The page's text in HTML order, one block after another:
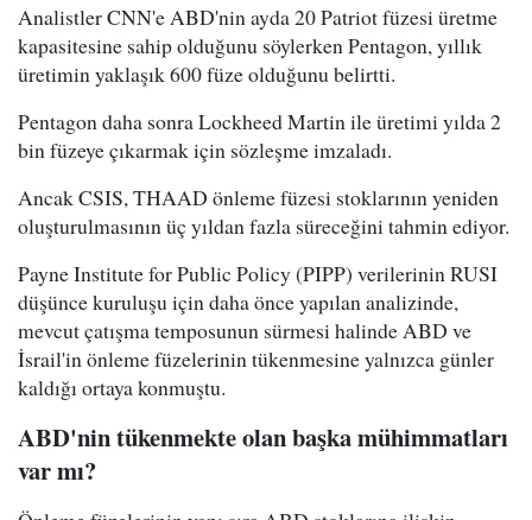
Analistler CNN'e ABD'nin ayda 20 Patriot füzesi üretme
kapasitesine sahip olduğunu söylerken Pentagon, yıllık
üretimin yaklaşık 600 füze olduğunu belirtti.
Pentagon daha sonra Lockheed Martin ile üretimi yılda 2
bin füzeye çıkarmak için sözleşme imzaladı.
Ancak CSIS, THAAD önleme füzesi stoklarının yeniden
oluşturulmasının üç yıldan fazla süreceğini tahmin ediyor.
Payne Institute for Public Policy (PIPP) verilerinin RUSI
düşünce kuruluşu için daha önce yapılan analizinde,
mevcut çatışma temposunun sürmesi halinde ABD ve
İsrail'in önleme füzelerinin tükenmesine yalnızca günler
kaldığı ortaya konmuştu.
ABD'nin tükenmekte olan başka mühimmatları
var mı?